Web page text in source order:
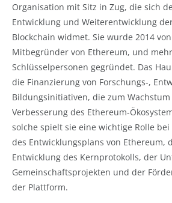
Organisation mit Sitz in Zug, die sich
Entwicklung und Weiterentwicklung
Blockchain widmet. Sie wurde 2014
Mitbegründer von Ethereum, und
Schlüsselpersonen gegründet. Das
die Finanzierung von Forschungs-,
Bildungsinitiativen, die zum
Verbesserung des Ethereum-
solche spielt sie eine wichtige Rolle
des Entwicklungsplans von Ethereum,
Entwicklung des Kernprotokolls, der
Gemeinschaftsprojekten und der
der Plattform.